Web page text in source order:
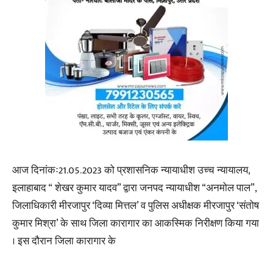
आज दिनांकः21.05.2023 को प्रशासनिक न्यायाधीश उच्च न्यायालय,
इलाहाबाद “ शेखर कुमार यादव” द्वारा जनपद न्यायाधीश “अनमोल पाल”,
जिलाधिकारी मीरजापुर ‘दिव्या मित्तल’ व पुलिस अधीक्षक मीरजापुर ‘संतोष
कुमार मिश्रा’ के साथ जिला कारागार का आकस्मिक निरीक्षण किया गया
। इस दौरान जिला कारागार के